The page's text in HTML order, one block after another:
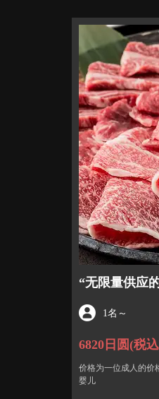
“无限量供应
1名 ～
6820日圆(税
价格为一位成人的价
婴儿